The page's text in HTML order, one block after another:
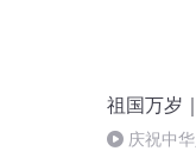
祖国万岁
庆祝中